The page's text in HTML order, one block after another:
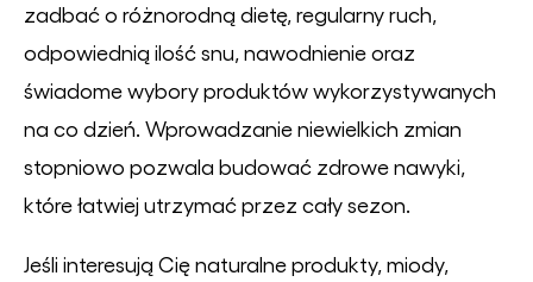
zadbać o różnorodną dietę, regularny ruch,
odpowiednią ilość snu, nawodnienie oraz
świadome wybory produktów wykorzystywanych
na co dzień. Wprowadzanie niewielkich zmian
stopniowo pozwala budować zdrowe nawyki,
które łatwiej utrzymać przez cały sezon.
Jeśli interesują Cię naturalne produkty, miody,